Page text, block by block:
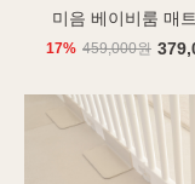
미음 베이비룸 매
17% 459,000원